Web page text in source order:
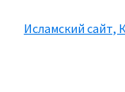
Исламский сайт,